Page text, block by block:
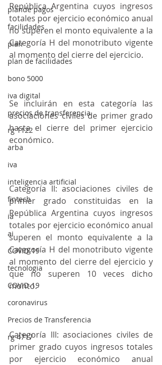
plande pagos
facilidades
plan
plan de facilidades
bono 5000
iva digital
precios de transferencia
rg 1122
arba
iva
inteligencia artificial
fintech
ia
ai
COVID-19
tecnologia
COVID-19
coronavirus
Precios de Transferencia
rg 4717
República Argentina cuyos ingresos
totales por ejercicio económico anual
no superen el monto equivalente a la
Categoría H del monotributo vigente
al momento del cierre del ejercicio.
Se incluirán en esta categoría las
asociaciones civiles de primer grado
hasta el cierre del primer ejercicio
económico.
Categoría II: asociaciones civiles de
primer grado constituidas en la
República Argentina cuyos ingresos
totales por ejercicio económico anual
superen el monto equivalente a la
Categoría H del monotributo vigente
al momento del cierre del ejercicio y
que no superen 10 veces dicho
monto.
Categoría III: asociaciones civiles de
primer grado cuyos ingresos totales
por ejercicio económico anual